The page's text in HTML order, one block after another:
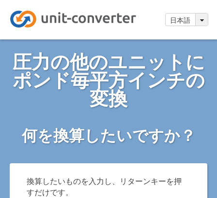
日本語
圧力の他のユニットに
ポンド毎平方インチの
変換
何を換算したいですか？
換算したいものを入力し、リターンキーを押
すだけです。